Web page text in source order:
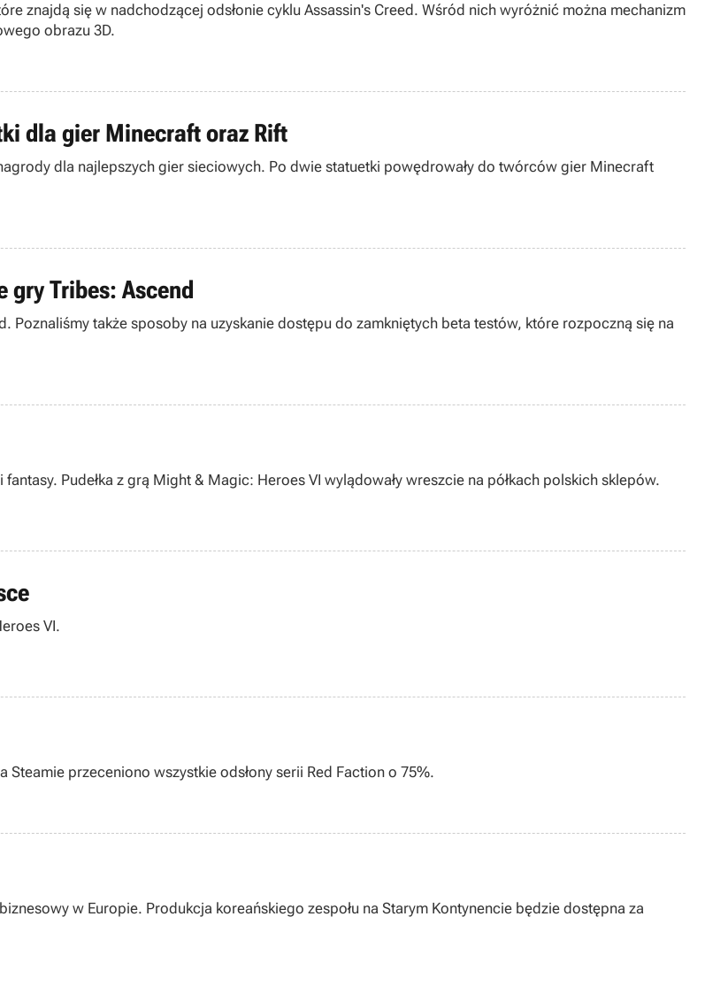
znajdą się w nadchodzącej odsłonie cyklu Assassin's Creed. Wśród nich wyróżnić można mechanizm
obrazu 3D.
dla gier Minecraft oraz Rift
dla najlepszych gier sieciowych. Po dwie statuetki powędrowały do twórców gier Minecraft
gry Tribes: Ascend
Poznaliśmy także sposoby na uzyskanie dostępu do zamkniętych beta testów, które rozpoczną się na
Pudełka z grą Might & Magic: Heroes VI wylądowały wreszcie na półkach polskich sklepów.
VI.
przeceniono wszystkie odsłony serii Red Faction o 75%.
w Europie. Produkcja koreańskiego zespołu na Starym Kontynencie będzie dostępna za